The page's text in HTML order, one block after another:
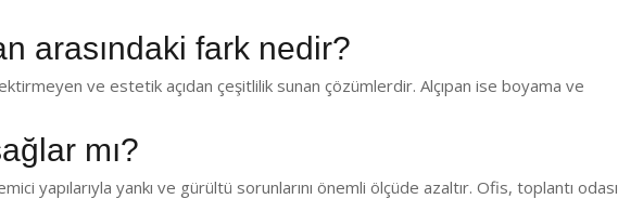
arasındaki fark nedir?
ve estetik açıdan çeşitlilik sunan çözümlerdir. Alçıpan ise boyama ve
mı?
yapılarıyla yankı ve gürültü sorunlarını önemli ölçüde azaltır. Ofis, toplantı odası